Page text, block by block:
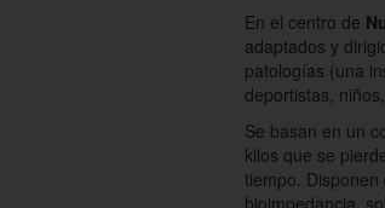
En el centro de
adaptados y
patologías (una
deportistas,
Se basan en un
kilos que se
tiempo.